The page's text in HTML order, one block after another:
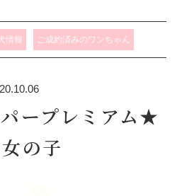
情報 ご成約済みのワンちゃん
ープレミアム★
の子